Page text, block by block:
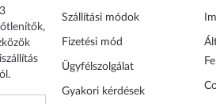
Szállítási módok
Fizetési mód
Ügyfélszolgálat
Gyakori kérdések